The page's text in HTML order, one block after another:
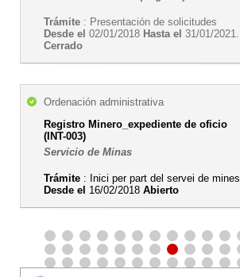
Trámite : Presentación de solicitudes
Desde el 02/01/2018 Hasta el 31/01/2021.
Cerrado
Ordenación administrativa
Registro Minero_expediente de oficio
(INT-003)
Servicio de Minas
Trámite : Inici per part del servei de mines
Desde el 16/02/2018 Abierto